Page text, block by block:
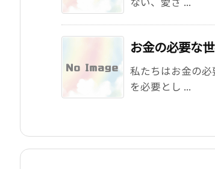
お金の必要な
私たちはお金の
を必要とし ...